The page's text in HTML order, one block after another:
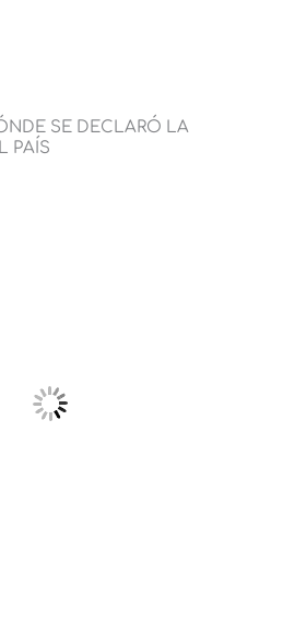
SE DECLARÓ LA
PAÍS